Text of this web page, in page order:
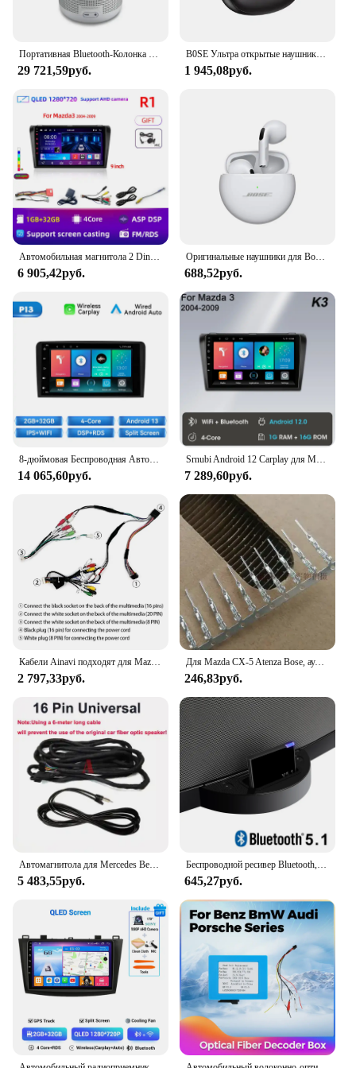
Портативная Bluetooth-Колонка для Bose SoundLink вращающаяся II, беспроводная водонепроницаемая Колонка со звуком 360 °, Черная
29 721,59руб.
B0SE Ультра открытые наушники с зажимом для ушей, настоящие беспроводные наушники Bluetooth 5,4, спортивные наушники, водонепроницаемые игровые наушники TWS с микрофоном
1 945,08руб.
Автомобильная магнитола 2 Din, Android 12 Carplay для Mazda 3 2004 2005 2006 2007 2008 2009 с мультимедийным проигрывателем BOSE, стерео, GPS, DVD
6 905,42руб.
Оригинальные наушники для Bosebye Air Pro 6, TWS 9D HIFI гарнитура, Bluetooth музыкальные наушники для IPhone, IOS, Android
688,52руб.
14 065,60руб.
Srnubi Android 12 Carplay для Mazda 3 2004 2005 2006 2007 2008 автомобильное радио с BOSE мультимедийный плеер 2 Din Стерео Авторадио
7 289,60руб.
2 797,33руб.
Для Mazda CX-5 Atenza Bose, аудиоразъем для усилителя 2x8 16pin
246,83руб.
5 483,55руб. 645,27руб.